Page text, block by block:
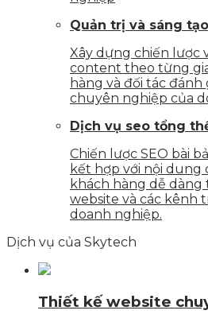
Quản trị và sáng
Xây dựng chiến lược
content theo từng
hàng và đối tác
chuyên nghiệp của
Dịch vụ seo tổng
Chiến lược SEO bài
kết hợp với nội dung
khách hàng dễ
website và các kênh
doanh nghiệp.
Dịch vụ của Skytech
Thiết kế website